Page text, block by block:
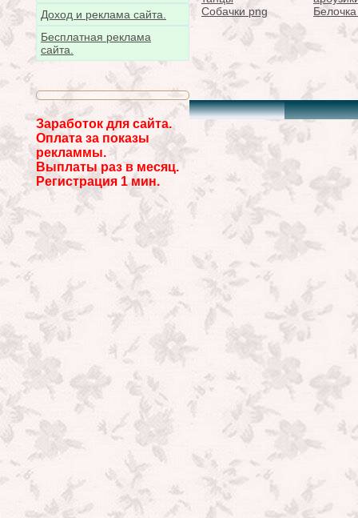
Доход и реклама сайта.
Бесплатная реклама
сайта.
Заработок для сайта.
Оплата за показы
рекламмы.
Выплаты раз в месяц.
Регистрация 1 мин.
Собачки png